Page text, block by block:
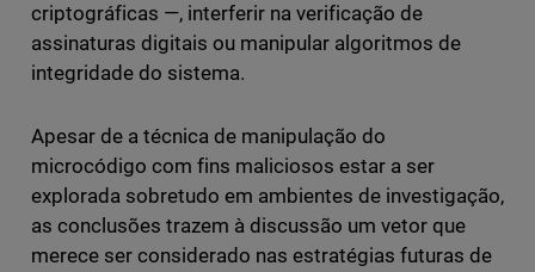
criptográficas —, interferir na verificação de
assinaturas digitais ou manipular algoritmos de
integridade do sistema.
Apesar de a técnica de manipulação do
microcódigo com fins maliciosos estar a ser
explorada sobretudo em ambientes de investigação,
as conclusões trazem à discussão um vetor que
merece ser considerado nas estratégias futuras de